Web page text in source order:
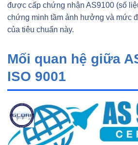
được cấp chứng nhận AS9100 (số
chứng minh tầm ảnh hưởng và mức
của tiêu chuẩn này.
Mối quan hệ giữa
ISO 9001